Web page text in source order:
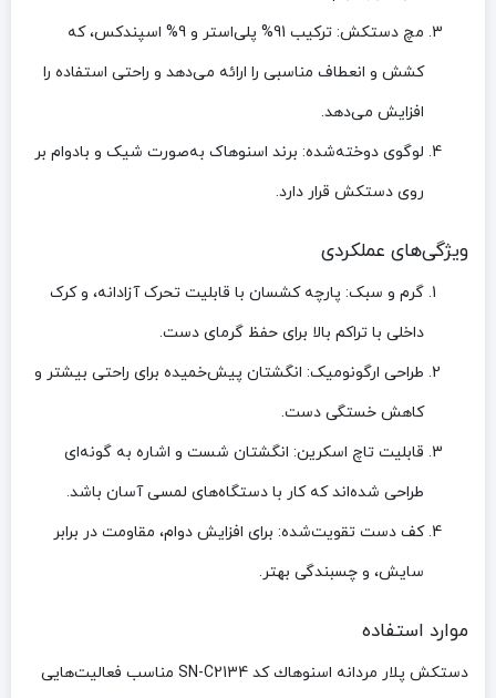
مچ دستکش:
ترکیب 91% پلی‌استر و 9% اسپندکس، که
کشش و انعطاف مناسبی را ارائه می‌دهد و راحتی استفاده را
افزایش می‌دهد.
لوگوی دوخته‌شده: برند اسنوهاک به‌صورت شیک و بادوام بر
روی دستکش قرار دارد.
ویژگی‌های عملکردی
گرم و سبک: پارچه کشسان با قابلیت تحرک آزادانه، و کرک
داخلی با تراکم بالا برای حفظ گرمای دست.
طراحی ارگونومیک: انگشتان پیش‌خمیده برای راحتی بیشتر و
کاهش خستگی دست.
قابلیت تاچ اسکرین: انگشتان شست و اشاره به گونه‌ای
طراحی شده‌اند که کار با دستگاه‌های لمسی آسان باشد.
کف دست تقویت‌شده: برای افزایش دوام، مقاومت در برابر
سایش، و چسبندگی بهتر.
موارد استفاده
دستکش پلار مردانه اسنوهاك کد SN-C2134 مناسب فعالیت‌هایی